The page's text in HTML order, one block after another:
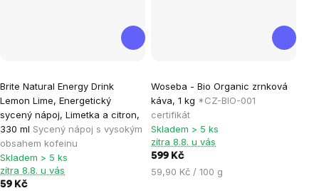
Brite Natural Energy Drink
Lemon Lime, Energetický
sycený nápoj, Limetka a citron,
330 ml Sycený nápoj s vysokým
obsahem kofeinu
Skladem > 5 ks
zítra 8.8. u vás
59 Kč
Woseba - Bio Organic zrnková
káva, 1 kg *CZ-BIO-001
certifikát
hodnocení
produktu
je
4,9
z
5
Skladem > 5 ks
zítra 8.8. u vás
599 Kč
Měrná
59,90 Kč / 100 g